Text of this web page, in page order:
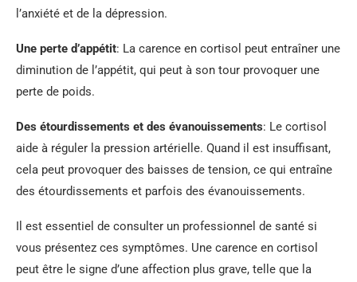
l’anxiété et de la dépression.
Une perte d’appétit: La carence en cortisol peut entraîner une
diminution de l’appétit, qui peut à son tour provoquer une
perte de poids.
Des étourdissements et des évanouissements: Le cortisol
aide à réguler la pression artérielle. Quand il est insuffisant,
cela peut provoquer des baisses de tension, ce qui entraîne
des étourdissements et parfois des évanouissements.
Il est essentiel de consulter un professionnel de santé si
vous présentez ces symptômes. Une carence en cortisol
peut être le signe d’une affection plus grave, telle que la